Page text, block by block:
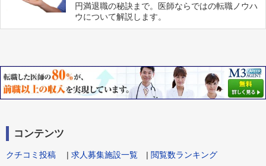
円満退職の秘訣まで。医師ならではの転職ノウハ
ウについて解説します。
コンテンツ
クチコミ投稿 | 求人募集施設一覧 | 閲覧数ランキング